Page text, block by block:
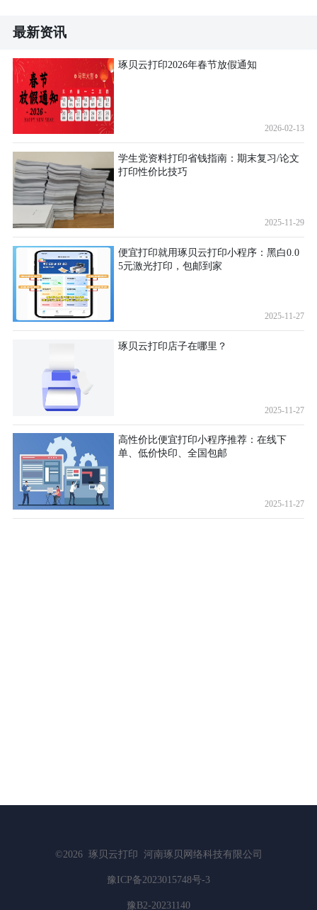
最新资讯
琢贝云打印2026年春节放假通知
2026-02-13
学生党资料打印省钱指南：期末复习/论文
打印性价比技巧
2025-11-29
便宜打印就用琢贝云打印小程序：黑白0.0
5元激光打印，包邮到家
2025-11-27
琢贝云打印店子在哪里？
2025-11-27
高性价比便宜打印小程序推荐：在线下
单、低价快印、全国包邮
2025-11-27
©2026 琢贝云打印 河南琢贝网络科技有限公司
豫ICP备2023015748号-3
豫B2-20231140